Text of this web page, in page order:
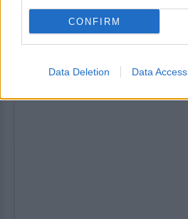
CONFIRM
Data Deletion Data Access
Δείτε τις φωτογραφίες: